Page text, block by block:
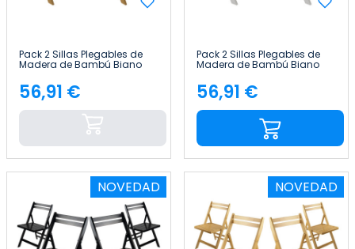
Pack 2 Sillas Plegables de
Madera de Bambú Biano
Precio
56,91 €
Pack 2 Sillas Plegables de
Madera de Bambú Biano
Precio
56,91 €
NOVEDAD NOVEDAD